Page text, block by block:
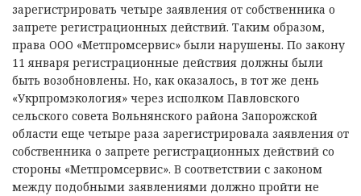
зарегистрировать четыре заявления от собственника о
запрете регистрационных действий. Таким образом,
права ООО «Метпромсервис» были нарушены. По закону
11 января регистрационные действия должны были
быть возобновлены. Но, как оказалось, в тот же день
«Укрпромэкология» через исполком Павловского
сельского совета Вольнянского района Запорожской
области еще четыре раза зарегистрировала заявления от
собственника о запрете регистрационных действий со
стороны «Метпромсервис». В соответствии с законом
между подобными заявлениями должно пройти не